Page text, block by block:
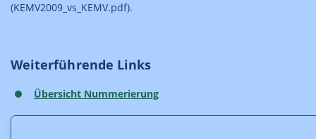
(KEMV2009_vs_KEMV.pdf).
Weiterführende Links
Übersicht Nummerierung